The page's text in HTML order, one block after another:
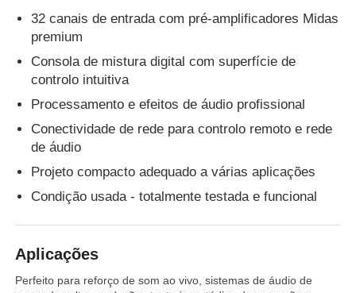
32 canais de entrada com pré-amplificadores Midas
premium
Consola de mistura digital com superfície de
controlo intuitiva
Processamento e efeitos de áudio profissional
Conectividade de rede para controlo remoto e rede
de áudio
Projeto compacto adequado a várias aplicações
Condição usada - totalmente testada e funcional
Aplicações
Perfeito para reforço de som ao vivo, sistemas de áudio de